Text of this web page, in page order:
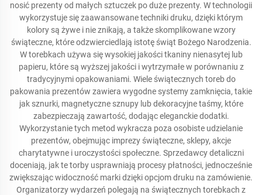
nosić prezenty od małych sztuczek po duże prezenty. W technologii
wykorzystuje się zaawansowane techniki druku, dzięki którym
kolory są żywe i nie znikają, a także skomplikowane wzory
świąteczne, które odzwierciedlają istotę świąt Bożego Narodzenia.
W torebkach używa się wysokiej jakości tkaniny nienasytej lub
papieru, które są wyższej jakości i wytrzymałe w porównaniu z
tradycyjnymi opakowaniami. Wiele świątecznych toreb do
pakowania prezentów zawiera wygodne systemy zamknięcia, takie
jak sznurki, magnetyczne sznupy lub dekoracyjne taśmy, które
zabezpieczają zawartość, dodając eleganckie dodatki.
Wykorzystanie tych metod wykracza poza osobiste udzielanie
prezentów, obejmując imprezy świąteczne, sklepy, akcje
charytatywne i uroczystości społeczne. Sprzedawcy detaliczni
doceniają, jak te torby usprawniają procesy płatności, jednocześnie
zwiększając widoczność marki dzięki opcjom druku na zamówienie.
Organizatorzy wydarzeń polegają na świątecznych torebkach z